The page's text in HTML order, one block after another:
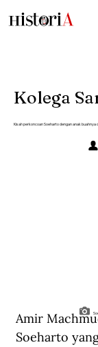
Kolega
Kisah perkoncoan Soeharto dengan anak buahnya
Amir
Soeharto